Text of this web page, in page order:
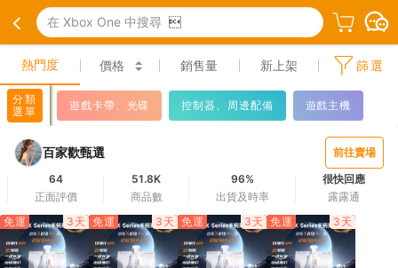
在 Xbox One 中搜尋 
熱門度 價格 銷售量 新上架 篩選
分類
選單
遊戲卡帶、光碟 控制器、周邊配備 遊戲主機
百家歡甄選
前往賣場
64
正面評價
51.8K
商品數
96%
出貨及時率
很快回應
露露通
免運
3天 免運 3天 免運 3天 免運 3天